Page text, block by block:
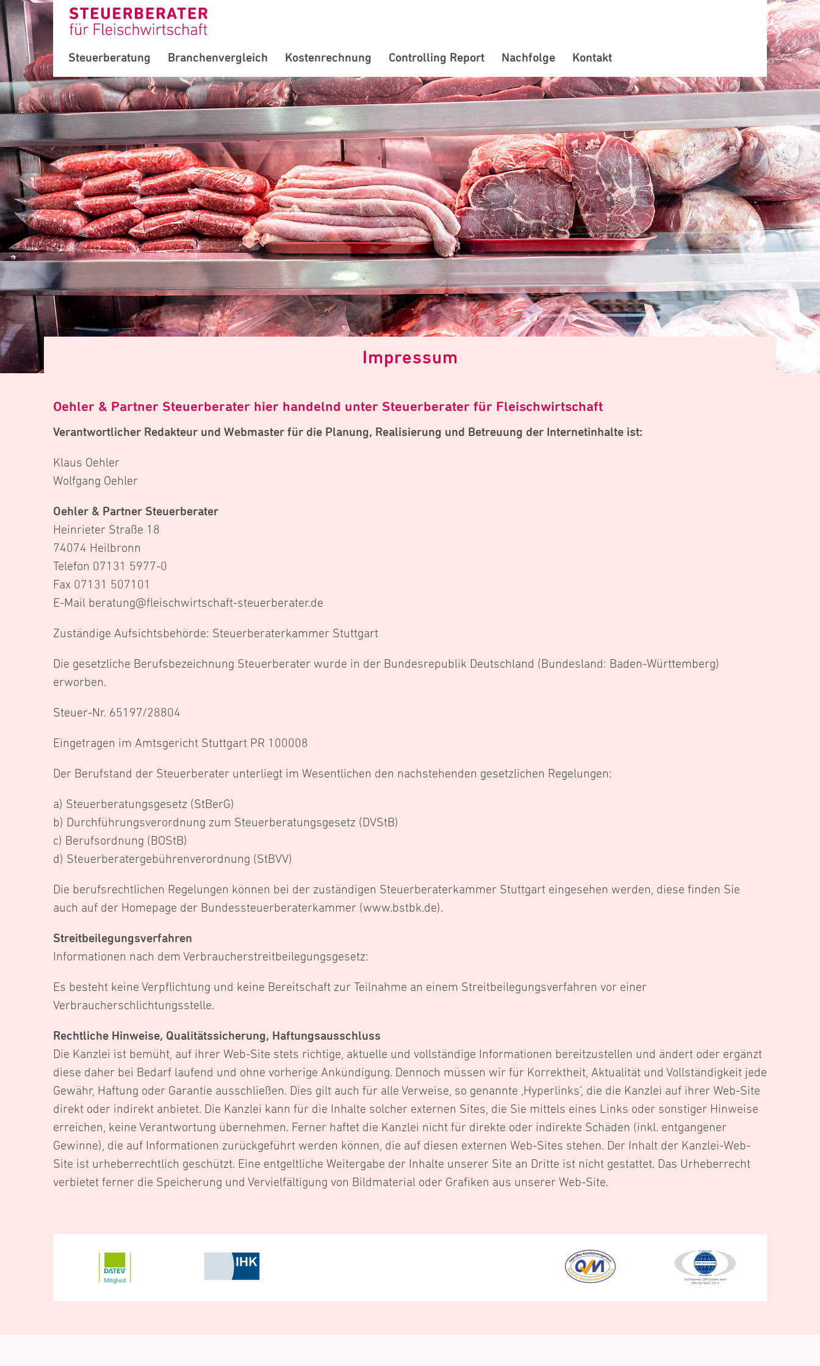
Steuerberatung Branchenvergleich Kostenrechnung Controlling Report Nachfolge Kontakt
Impressum
Oehler & Partner Steuerberater hier handelnd unter Steuerberater für Fleischwirtschaft
Verantwortlicher Redakteur und Webmaster für die Planung, Realisierung und Betreuung der Internetinhalte ist:
Klaus Oehler
Wolfgang Oehler
Oehler & Partner Steuerberater
Heinrieter Straße 18
74074 Heilbronn
Telefon 07131 5977-0
Fax 07131 507101
E-Mail beratung@fleischwirtschaft-steuerberater.de
Zuständige Aufsichtsbehörde: Steuerberaterkammer Stuttgart
Die gesetzliche Berufsbezeichnung Steuerberater wurde in der Bundesrepublik Deutschland (Bundesland: Baden-Württemberg)
erworben.
Steuer-Nr. 65197/28804
Eingetragen im Amtsgericht Stuttgart PR 100008
Der Berufstand der Steuerberater unterliegt im Wesentlichen den nachstehenden gesetzlichen Regelungen:
a) Steuerberatungsgesetz (StBerG)
b) Durchführungsverordnung zum Steuerberatungsgesetz (DVStB)
c) Berufsordnung (BOStB)
d) Steuerberatergebührenverordnung (StBVV)
Die berufsrechtlichen Regelungen können bei der zuständigen Steuerberaterkammer Stuttgart eingesehen werden, diese finden Sie
auch auf der Homepage der Bundessteuerberaterkammer (www.bstbk.de).
Streitbeilegungsverfahren
Informationen nach dem Verbraucherstreitbeilegungsgesetz:
Es besteht keine Verpflichtung und keine Bereitschaft zur Teilnahme an einem Streitbeilegungsverfahren vor einer
Verbraucherschlichtungsstelle.
Rechtliche Hinweise, Qualitätssicherung, Haftungsausschluss
Die Kanzlei ist bemüht, auf ihrer Web-Site stets richtige, aktuelle und vollständige Informationen bereitzustellen und ändert oder ergänzt
diese daher bei Bedarf laufend und ohne vorherige Ankündigung. Dennoch müssen wir für Korrektheit, Aktualität und Vollständigkeit jede
Gewähr, Haftung oder Garantie ausschließen. Dies gilt auch für alle Verweise, so genannte ‚Hyperlinks‘, die die Kanzlei auf ihrer Web-Site
direkt oder indirekt anbietet. Die Kanzlei kann für die Inhalte solcher externen Sites, die Sie mittels eines Links oder sonstiger Hinweise
erreichen, keine Verantwortung übernehmen. Ferner haftet die Kanzlei nicht für direkte oder indirekte Schäden (inkl. entgangener
Gewinne), die auf Informationen zurückgeführt werden können, die auf diesen externen Web-Sites stehen. Der Inhalt der Kanzlei-Web-
Site ist urheberrechtlich geschützt. Eine entgeltliche Weitergabe der Inhalte unserer Site an Dritte ist nicht gestattet. Das Urheberrecht
verbietet ferner die Speicherung und Vervielfältigung von Bildmaterial oder Grafiken aus unserer Web-Site.